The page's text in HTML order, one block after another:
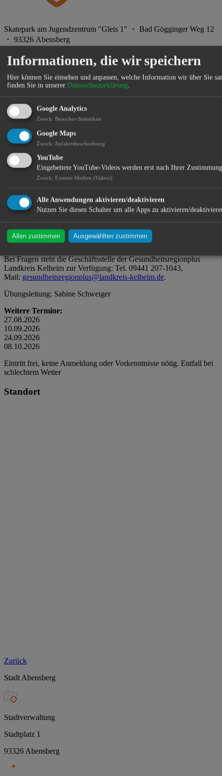
Skatepark am Jugendzentrum "Gleis 1" ・ Bad Gögginger Weg 12
・ 93326 Abensberg
Gesundheitsregionplus Landkreis Kelheim | vhs Abensberg &
Neustadt an der Donau
Im Rahmen des Landesprogramms „Sport vor Ort – draußen, offen,
für alle“ des Bayerischen Staatsministeriums für Gesundheit, Pflege
und Prävention sollen Menschen unkompliziert und wohnortnah zu
mehr Bewegung motiviert werden – unabhängig von Alter,
Fitnesslevel oder sportlicher Vorerfahrung. Das Angebot findet unter
dem Dach der Gesundheitsregionplus Landkreis Kelheim statt und
wird in Kooperation mit den Städtischen Volkshochschulen
Abensberg und Neustadt a. d. Donau umgesetzt.
Ab dem 18. Juni findet jeden zweiten Donnerstag von 16:30 bis
17:30 Uhr ein offenes Bewegungsangebot am Skatepark beim
Jugend- und Kulturzentrum „Gleis 1“ in Abensberg statt. Das
Möglichkeit, dem Alltag aktiv zu begegnen, neue Energie zu tanken
und gemeinsam Spaß an Bewegung zu erleben.
Bei Fragen steht die Geschäftsstelle der Gesundheitsregionplus
Landkreis Kelheim zur Verfügung: Tel. 09441 207-1043,
Mail: gesundheitsregionplus@landkreis-kelheim.de.
Übungsleitung: Sabine Schweiger
Weitere Termine:
27.08.2026
10.09.2026
24.09.2026
08.10.2026
Eintritt frei, keine Anmeldung oder Vorkenntnisse nötig. Entfall bei
schlechtem Wetter
Standort
Zurück
Stadt Abensberg
Stadtverwaltung
Stadtplatz 1
93326 Abensberg
Informationen, die wir speichern
Hier können Sie einsehen und anpassen, welche Information wir über Sie
finden Sie in unserer Datenschutzerklärung.
Google Analytics
Zweck: Besucher-Statistiken
Google Maps
Zweck: Anfahrtsbeschreibung
YouTube
Eingebettete YouTube-Videos werden erst nach Ihrer
Zweck: Externe Medien (Videos)
Alle Anwendungen aktivieren/deaktivieren
Nutzen Sie diesen Schalter um alle Apps zu aktivieren/
Allen zustimmen Ausgewählten zustimmen